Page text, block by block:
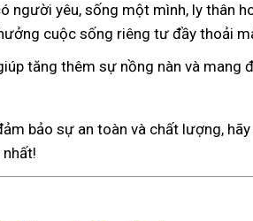
người yêu, sống một mình, ly thân
cuộc sống riêng tư đầy thoải
tăng thêm sự nồng nàn và mang
bảo sự an toàn và chất lượng,